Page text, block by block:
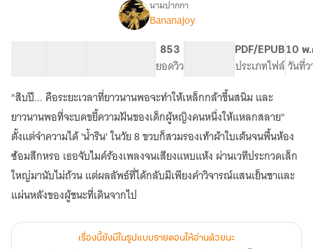
เรื่อง
น่า
วารี
(Luna
Varee):
กำเนิด
ราชินี
เวที
ระดับ
โลก
นามปากกา
Bananajoy
853
ยอดวิว
PDF/EPUB
ประเภทไฟล์
10 พ
วันที่ว
"สิบปี... คือระยะเวลาที่ยาวนานพอจะทำให้เหล็กกล้าขึ้นสนิม และ
ยาวนานพอที่จะบดขยี้ความฝันของเด็กผู้หญิงคนหนึ่งให้แหลกสลาย"
ตั้งแต่จำความได้ 'น้ำริน' ในวัย 8 ขวบก็สวมรองเท้าผ้าใบเต้นจนพื้นห้อง
ซ้อมสึกหรอ เธอจับไมค์ร้องเพลงจนเสียงแหบแห้ง ผ่านเวทีประกวดเล็ก
ใหญ่มานับไม่ถ้วน แต่ผลลัพธ์ที่ได้กลับมีเพียงคำวิจารณ์แสนเย็นชาและ
เรื่องนี้ยังมีในรูปแบบรายตอนให้อ่านด้วยนะ